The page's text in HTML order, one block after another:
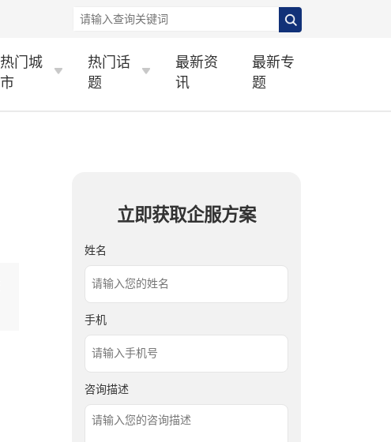
热门城
市
热门话
题
最新资
讯
最新专
题
立即获取企服方案
姓名
手机
咨询描述